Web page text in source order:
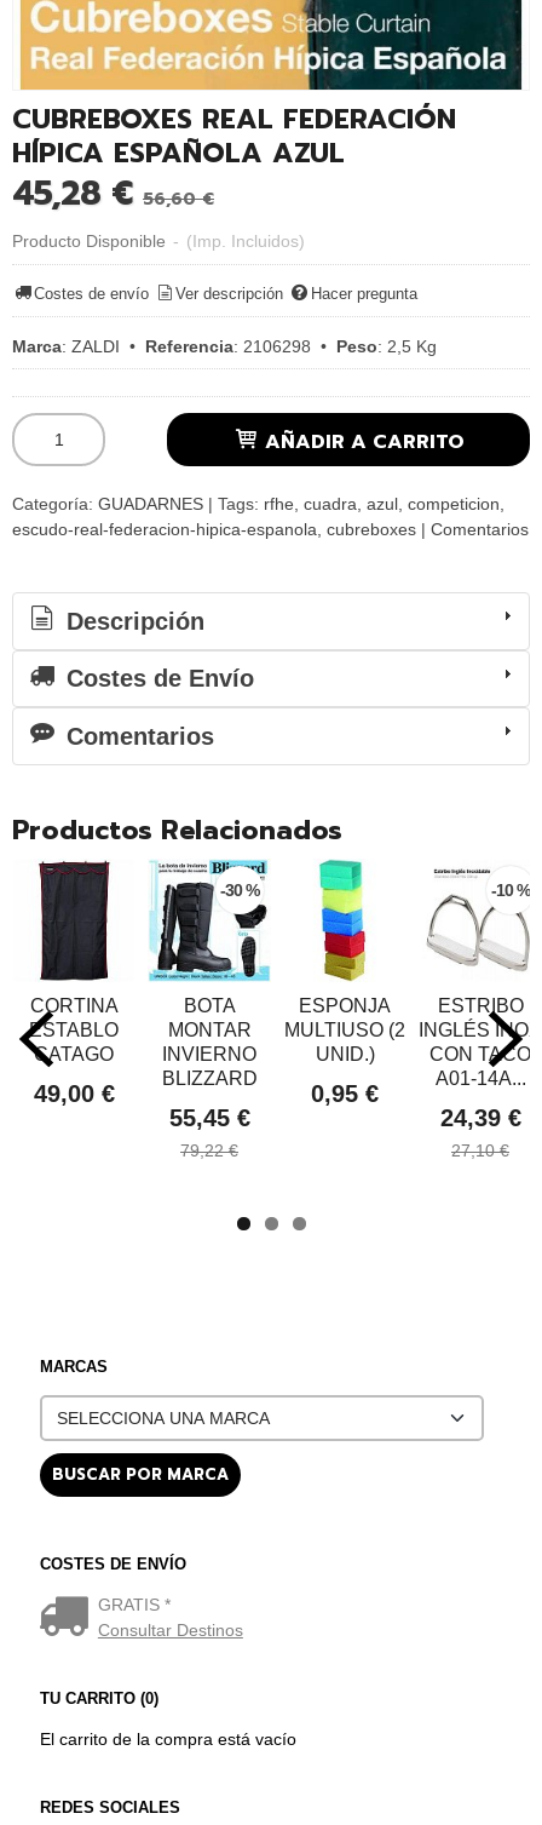
MARCAS
COSTES DE ENVÍO
GRATIS *
Consultar Destinos
TU CARRITO (0)
El carrito de la compra está vacío
REDES SOCIALES
CUBREBOXES REAL FEDERACIÓN
HÍPICA ESPAÑOLA AZUL
45,28 € 56,60 €
Producto Disponible - (Imp. Incluidos)
Costes de envío Ver descripción Hacer pregunta
Marca: ZALDI • Referencia: 2106298 • Peso: 2,5 Kg
AÑADIR A CARRITO
Categoría: GUADARNES | Tags: rfhe cuadra azul competicion
escudo-real-federacion-hipica-espanola cubreboxes | Comentarios
Descripción
Costes de Envío
Comentarios
Productos Relacionados
CORTINA
ESTABLO
CATAGO
49,00 €
-30 %
BOTA
MONTAR
INVIERNO
BLIZZARD
55,45 €
79,22 €
ESPONJA
MULTIUSO (2
UNID.)
0,95 €
-10 %
ESTRIBO
INGLÉS INOX
CON TACO
A01-14A...
24,39 €
27,10 €